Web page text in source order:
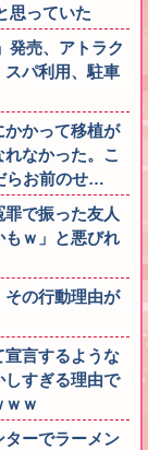
思っていた
発売、アトラク
スパ利用、駐車
かって移植が
なかった。こ
らお前のせ…
で振った友人
ｗ」と悪びれ
その行動理由が
宣言するような
しすぎる理由で
ｗｗ
ーでラーメン